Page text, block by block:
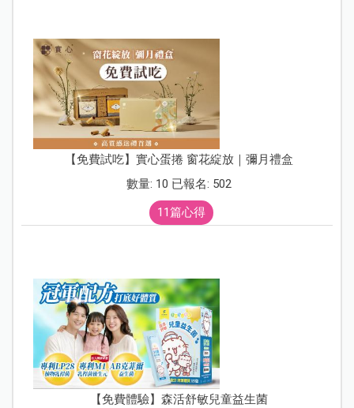
【免費試吃】實心蛋捲 窗花綻放｜彌月禮盒
數量: 10 已報名: 502
11篇心得
【免費體驗】森活舒敏兒童益生菌